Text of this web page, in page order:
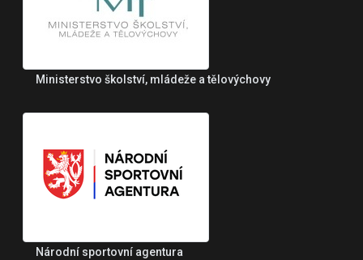
Ministerstvo školství, mládeže a tělovýchovy
Národní sportovní agentura